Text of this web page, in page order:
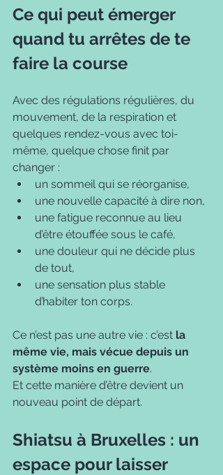
Ce qui peut émerger
quand tu arrêtes de te
faire la course
Avec des régulations régulières, du
mouvement, de la respiration et
quelques rendez-vous avec toi-
même, quelque chose finit par
changer :
un sommeil qui se réorganise,
une nouvelle capacité à dire non,
une fatigue reconnue au lieu
d’être étouffée sous le café,
une douleur qui ne décide plus
de tout,
une sensation plus stable
d’habiter ton corps.
Ce n’est pas une autre vie : c’est la
même vie, mais vécue depuis un
système moins en guerre.
Et cette manière d’être devient un
nouveau point de départ.
Shiatsu à Bruxelles : un
espace pour laisser